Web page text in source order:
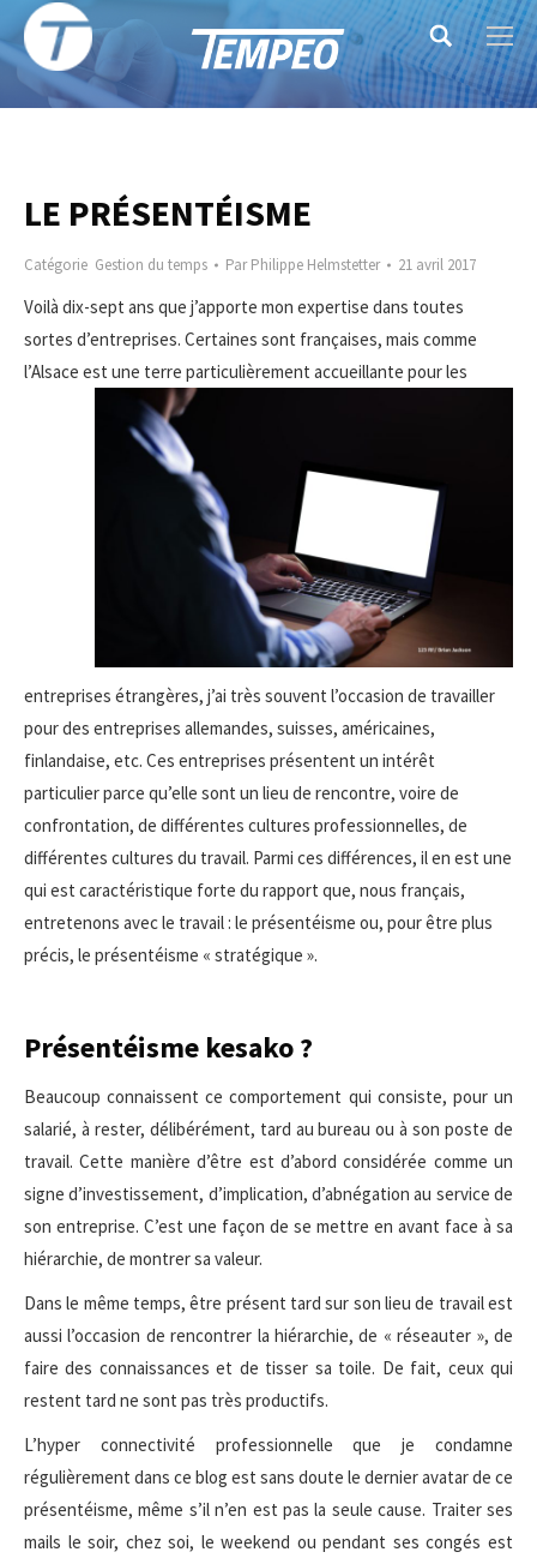
Search:
LE PRÉSENTÉISME
Catégorie Gestion du temps ParPhilippe Helmstetter 21 avril 2017
Voilà dix-sept ans que j’apporte mon expertise dans toutes
sortes d’entreprises. Certaines sont françaises, mais comme
l’Alsace est une terre particulièrement accueillante pour les
entreprises étrangères, j’ai très souvent l’occasion de travailler
pour des entreprises allemandes, suisses, américaines,
finlandaise, etc. Ces entreprises présentent un intérêt
particulier parce qu’elle sont un lieu de rencontre, voire de
confrontation, de différentes cultures professionnelles, de
différentes cultures du travail. Parmi ces différences, il en est une
qui est caractéristique forte du rapport que, nous français,
entretenons avec le travail : le présentéisme ou, pour être plus
précis, le présentéisme « stratégique ».
Présentéisme kesako ?
Beaucoup connaissent ce comportement qui consiste, pour un
salarié, à rester, délibérément, tard au bureau ou à son poste de
travail. Cette manière d’être est d’abord considérée comme un
signe d’investissement, d’implication, d’abnégation au service de
son entreprise. C’est une façon de se mettre en avant face à sa
hiérarchie, de montrer sa valeur.
Dans le même temps, être présent tard sur son lieu de travail est
aussi l’occasion de rencontrer la hiérarchie, de « réseauter », de
faire des connaissances et de tisser sa toile. De fait, ceux qui
restent tard ne sont pas très productifs.
L’hyper connectivité professionnelle que je condamne
régulièrement dans ce blog est sans doute le dernier avatar de ce
présentéisme, même s’il n’en est pas la seule cause. Traiter ses
mails le soir, chez soi, le weekend ou pendant ses congés est